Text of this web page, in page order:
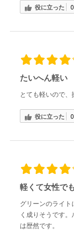
役に立った 0
たいへん軽い
とても軽いので、
役に立った 0
軽くて女性で
グリーンのライ
く成りそうです
は歴然です。